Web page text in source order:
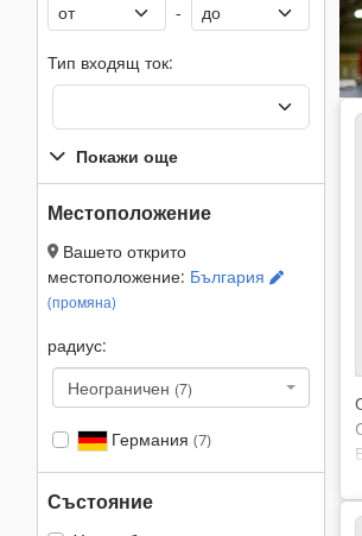
-
Тип входящ ток:
Покажи още
Местоположение
Вашето открито
местоположение: България
(промяна)
радиус:
Неограничен (7)
Германия (7)
Състояние